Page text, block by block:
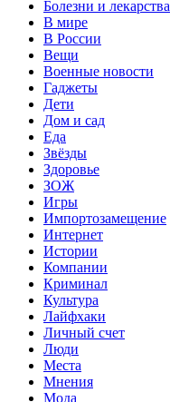
Болезни и лекарства
В мире
В России
Вещи
Военные новости
Гаджеты
Дети
Дом и сад
Еда
Звёзды
Здоровье
ЗОЖ
Игры
Импортозамещение
Интернет
Истории
Компании
Криминал
Культура
Лайфхаки
Личный счет
Люди
Места
Мнения
Мода